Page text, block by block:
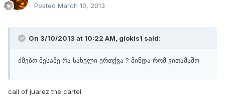
Posted March 10, 2013
On 3/10/2013 at 10:22 AM, giokis1 said:
ძმებო მესამე რა სახელი ერთქვა ? მინდა რომ ვითამაშო
call of juarez the cartel